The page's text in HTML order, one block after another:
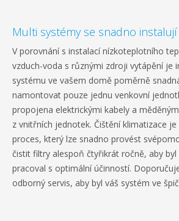
Multi systémy se snadno
V porovnání s instalací nízkoteplotního
vzduch-voda s různými zdroji vytápění je
systému ve vašem domě poměrně
namontovat pouze jednu venkovní
propojena elektrickými kabely a
z vnitřních jednotek. Čištění klimatizace
proces, který lze snadno provést
čistit filtry alespoň čtyřikrát ročně, aby byl
pracoval s optimální účinností.
odborný servis, aby byl váš systém ve